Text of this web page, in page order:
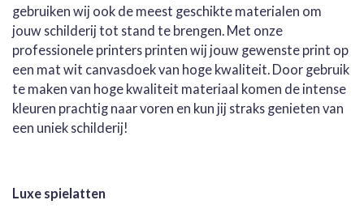
gebruiken wij ook de meest geschikte materialen om
jouw schilderij tot stand te brengen. Met onze
professionele printers printen wij jouw gewenste print op
een mat wit canvasdoek van hoge kwaliteit. Door gebruik
te maken van hoge kwaliteit materiaal komen de intense
kleuren prachtig naar voren en kun jij straks genieten van
een uniek schilderij!
Luxe spielatten